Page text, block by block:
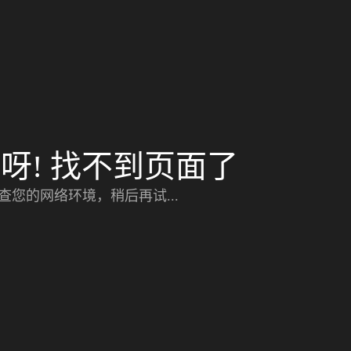
! 找不到页面了
您的网络环境，稍后再试...